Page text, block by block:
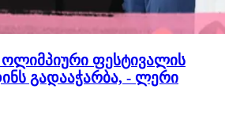
ფესტივალის
გადააჭარბა, - ლერი